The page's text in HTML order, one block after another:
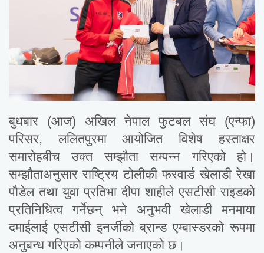
बुधबार (आज) अखिल नेपाल फुटबल संघ (एन्फा)
परिसर, ललितपुरमा आयोजित विशेष हस्ताक्षर
समारोहबीच उक्त सम्झौता सम्पन्न गरिएको हो।
सम्झौताअनुसार राष्ट्रिय टोलीकी फरवार्ड खेलाडी रेखा
पौडेल तथा युवा प्रतिभा दीपा शाहीले एसटीसी राइडको
प्रतिनिधित्व गर्नेछन् भने अनुभवी खेलाडी मनमाया
दमाईलाई एसटीसी इनर्जीको ब्रान्ड एम्बास्डरको रूपमा
अनुबन्ध गरिएको कम्पनीले जनाएको छ।